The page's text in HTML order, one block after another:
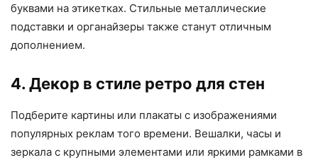
буквами на этикетках. Стильные металлические
подставки и органайзеры также станут отличным
дополнением.
4. Декор в стиле ретро для стен
Подберите картины или плакаты с изображениями
популярных реклам того времени. Вешалки, часы и
зеркала с крупными элементами или яркими рамками в